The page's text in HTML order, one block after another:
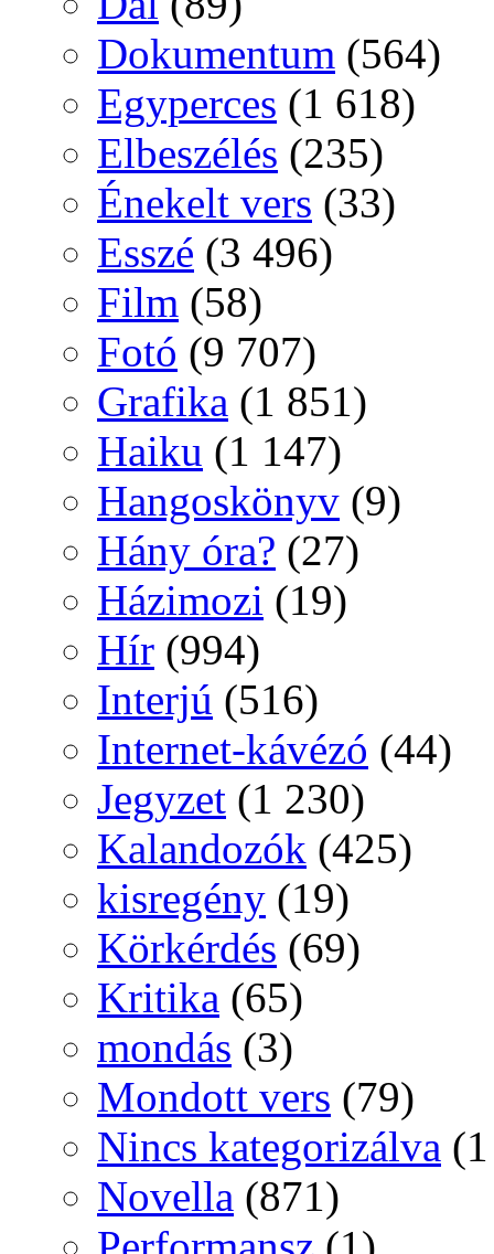
Dokumentum (564)
Egyperces (1 618)
Elbeszélés (235)
Énekelt vers (33)
Esszé (3 496)
Film (58)
Fotó (9 707)
Grafika (1 851)
Haiku (1 147)
Hangoskönyv (9)
Hány óra? (27)
Házimozi (19)
Hír (994)
Interjú (516)
Internet-kávézó (44)
Jegyzet (1 230)
Kalandozók (425)
kisregény (19)
Körkérdés (69)
Kritika (65)
mondás (3)
Mondott vers (79)
Nincs kategorizálva
Novella (871)